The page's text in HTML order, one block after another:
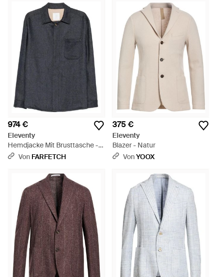
974 €
Eleventy
Hemdjacke Mit Brusttasche -
BlauVon FARFETCH
375 €
Eleventy
Blazer - Natur
VonYOOX